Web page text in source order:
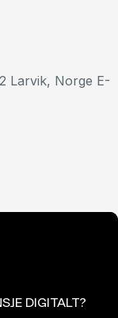
Larvik, Norge E-
DIGITALT?